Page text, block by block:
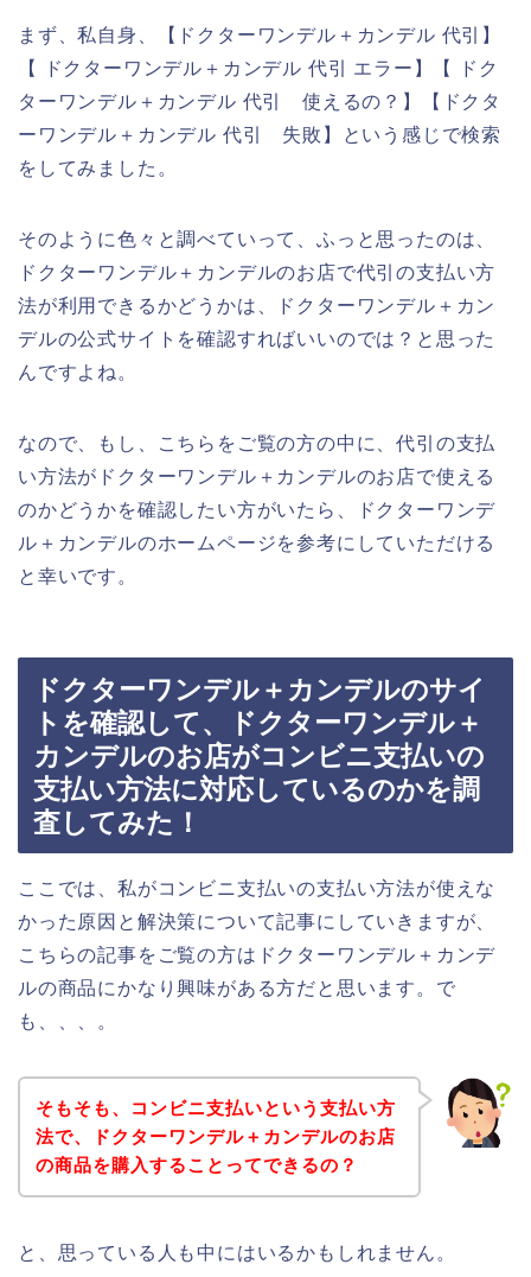
まず、私自身、【ドクターワンデル＋カンデル 代引】
【 ドクターワンデル＋カンデル 代引 エラー】【 ドク
ターワンデル＋カンデル 代引 使えるの？】【ドクタ
ーワンデル＋カンデル 代引 失敗】という感じで検索
をしてみました。
そのように色々と調べていって、ふっと思ったのは、
ドクターワンデル＋カンデルのお店で代引の支払い方
法が利用できるかどうかは、ドクターワンデル＋カン
デルの公式サイトを確認すればいいのでは？と思った
んですよね。
なので、もし、こちらをご覧の方の中に、代引の支払
い方法がドクターワンデル＋カンデルのお店で使える
のかどうかを確認したい方がいたら、ドクターワンデ
ル＋カンデルのホームページを参考にしていただける
と幸いです。
ドクターワンデル＋カンデルのサイ
トを確認して、ドクターワンデル＋
カンデルのお店がコンビニ支払いの
支払い方法に対応しているのかを調
査してみた！
ここでは、私がコンビニ支払いの支払い方法が使えな
かった原因と解決策について記事にしていきますが、
こちらの記事をご覧の方はドクターワンデル＋カンデ
ルの商品にかなり興味がある方だと思います。で
も、、、。
そもそも、コンビニ支払いという支払い方
法で、ドクターワンデル＋カンデルのお店
の商品を購入することってできるの？
と、思っている人も中にはいるかもしれません。